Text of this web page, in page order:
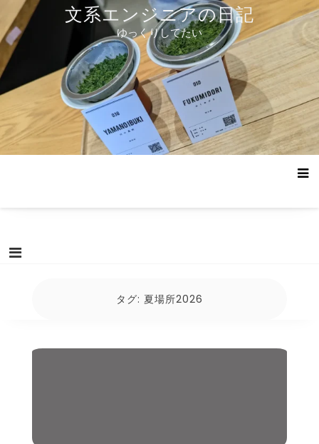
テ
ツ
へ
ス
ッ
プ
文系エンジニアの日記
ゆっくりしてたい
タグ: 夏場所2026